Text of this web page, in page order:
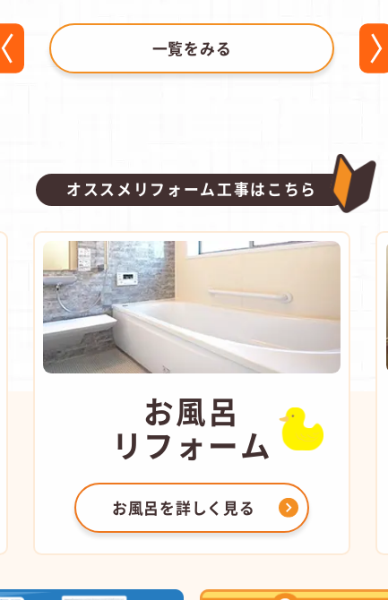
一覧をみる
オススメリフォーム工事はこちら
お風呂
リフォーム
お風呂を詳しく見る